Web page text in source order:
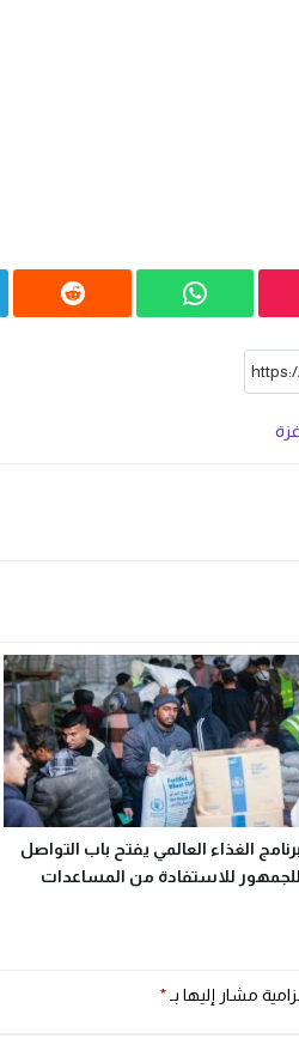
غزة
برنامج الغذاء العالمي يفتح باب التواصل
للجمهور للاستفادة من المساعدات
مشار إليها بـ *